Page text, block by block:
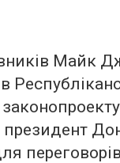
Майк
президент